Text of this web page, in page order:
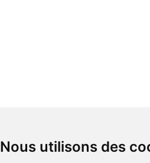
Nous utilisons des